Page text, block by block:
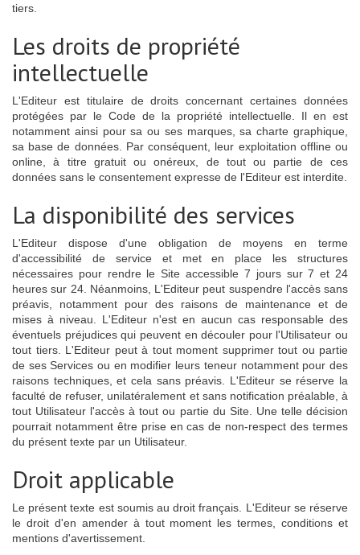
tiers.
Les droits de propriété
intellectuelle
L'Editeur est titulaire de droits concernant certaines données
protégées par le Code de la propriété intellectuelle. Il en est
notamment ainsi pour sa ou ses marques, sa charte graphique,
sa base de données. Par conséquent, leur exploitation offline ou
online, à titre gratuit ou onéreux, de tout ou partie de ces
données sans le consentement expresse de l'Editeur est interdite.
La disponibilité des services
L'Editeur dispose d'une obligation de moyens en terme
d'accessibilité de service et met en place les structures
nécessaires pour rendre le Site accessible 7 jours sur 7 et 24
heures sur 24. Néanmoins, L'Editeur peut suspendre l'accès sans
préavis, notamment pour des raisons de maintenance et de
mises à niveau. L'Editeur n'est en aucun cas responsable des
éventuels préjudices qui peuvent en découler pour l'Utilisateur ou
tout tiers. L'Editeur peut à tout moment supprimer tout ou partie
de ses Services ou en modifier leurs teneur notamment pour des
raisons techniques, et cela sans préavis. L'Editeur se réserve la
faculté de refuser, unilatéralement et sans notification préalable, à
tout Utilisateur l'accès à tout ou partie du Site. Une telle décision
pourrait notamment être prise en cas de non-respect des termes
du présent texte par un Utilisateur.
Droit applicable
Le présent texte est soumis au droit français. L'Editeur se réserve
le droit d'en amender à tout moment les termes, conditions et
mentions d'avertissement.